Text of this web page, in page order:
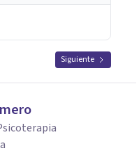
Siguiente